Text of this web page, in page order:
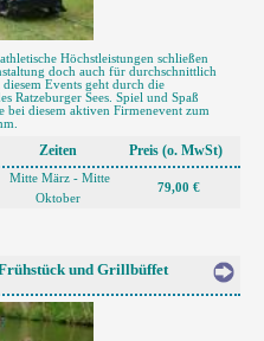
Höchstleistungen schließen
doch auch für durchschnittlich
Events geht durch die
Ratzeburger Sees. Spiel und Spaß
bei diesem aktiven Firmenevent zum
Zeiten Preis (o. MwSt)
Mitte März - Mitte
Oktober
79,00 €
und Grillbüffet